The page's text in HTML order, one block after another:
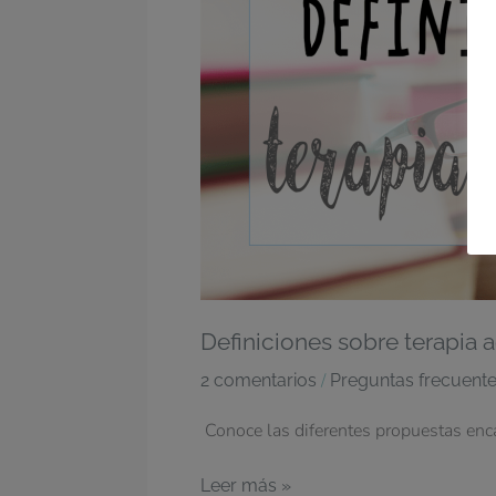
Definiciones sobre terapia
2 comentarios / Preguntas
Conoce las diferentes propuestas
Leer más »